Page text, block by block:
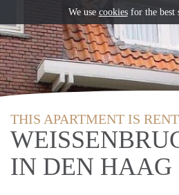
THIS APARTMENT IS
IN DEN HAAG
We use cookiesfor the best